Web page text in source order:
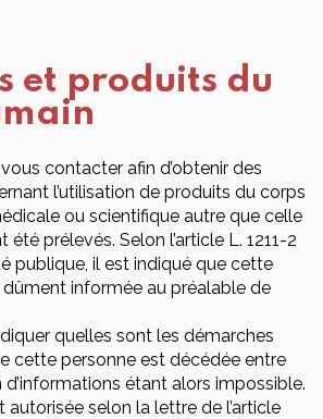
et produits du
contacter afin d’obtenir des
l’utilisation de produits du corps
ou scientifique autre que celle
prélevés. Selon l’article L. 1211-2
publique, il est indiqué que cette
informée au préalable de
quelles sont les démarches
cette personne est décédée entre
d’informations étant alors impossible.
selon la lettre de l’article